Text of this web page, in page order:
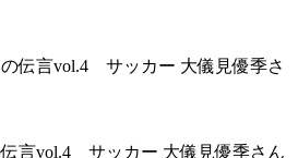
言vol.4 サッカー 大儀見優季さん